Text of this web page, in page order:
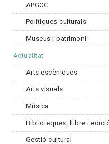
APGCC
Polítiques culturals
Museus i patrimoni
Actualitat
Arts escèniques
Arts visuals
Música
Biblioteques, llibre i
Gestió cultural